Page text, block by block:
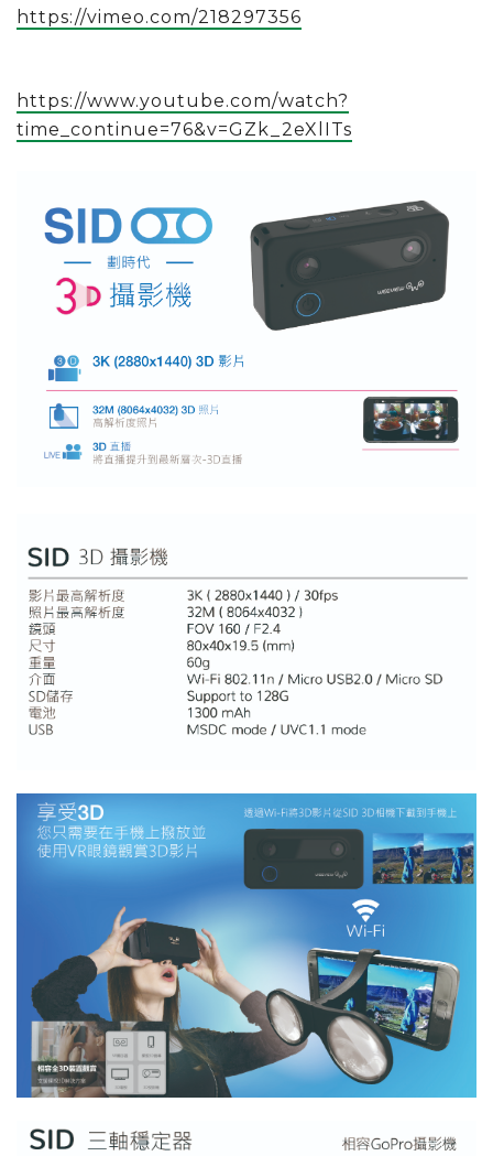
https://vimeo.com/218297356
https://www.youtube.com/watch?
time_continue=76&v=GZk_2eXlITs